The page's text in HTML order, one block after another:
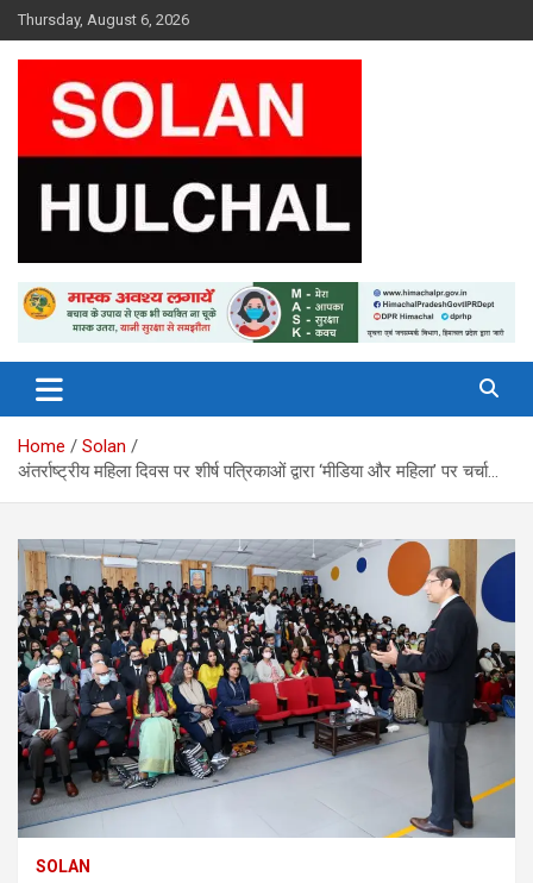
Skip
to
content
Thursday, August 6, 2026
Solan Hulchal
Home
Solan
अंतर्राष्ट्रीय महिला दिवस पर शीर्ष पत्रिकाओं द्वारा ‘मीडिया और महिला’ पर चर्चा…
SOLAN